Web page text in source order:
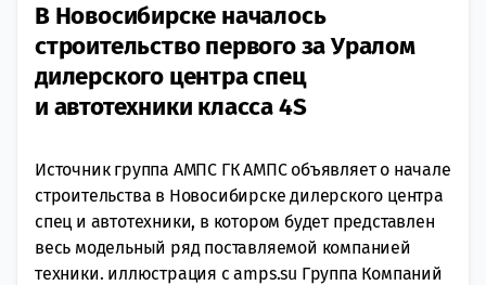
В Новосибирске началось
строительство первого за Уралом
дилерского центра спец
и автотехники класса 4S
Источник группа АМПС ГК АМПС объявляет о начале
строительства в Новосибирске дилерского центра
спец и автотехники, в котором будет представлен
весь модельный ряд поставляемой компанией
техники. иллюстрация с amps.su Группа Компаний